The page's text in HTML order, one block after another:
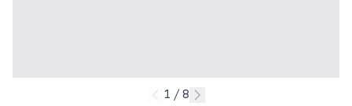
1 / 8